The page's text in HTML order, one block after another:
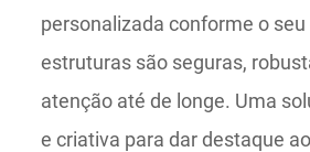
personalizada conforme o
estruturas são seguras,
atenção até de longe. Uma
e criativa para dar destaque